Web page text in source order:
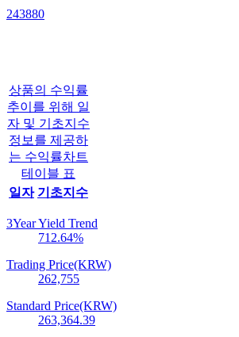
243880
상품의 수익률
추이를 위해 일
자 및 기초지수
정보를 제공하
는 수익률차트
테이블 표
일자 기초지수
3Year Yield Trend
712.64%
Trading Price(KRW)
262,755
Standard Price(KRW)
263,364.39